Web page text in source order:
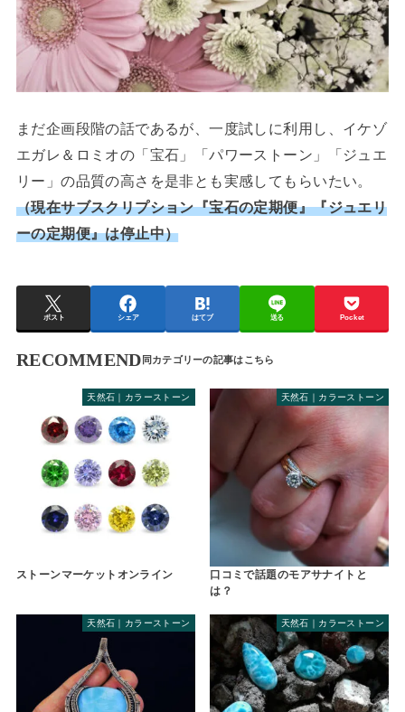
まだ企画段階の話であるが、一度試しに利用し、イケゾ
エガレ＆ロミオの「宝石」「パワーストーン」「ジュエ
リー」の品質の高さを是非とも実感してもらいたい。
（現在サブスクリプション『宝石の定期便』『ジュエリ
ーの定期便』は停止中）
ポスト シェア はてブ 送る Pocket
RECOMMEND
天然石｜カラーストーン
ストーンマーケットオンライン
天然石｜カラーストーン
口コミで話題のモアサナイトと
は？
天然石｜カラーストーン 天然石｜カラーストーン